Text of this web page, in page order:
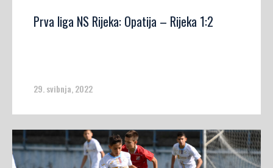
Prva liga NS Rijeka: Opatija – Rijeka 1:2
29. svibnja, 2022